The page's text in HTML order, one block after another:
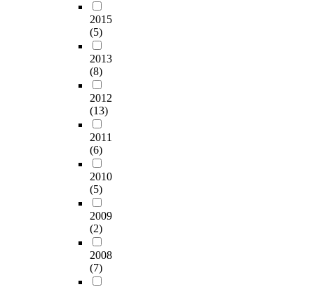
2015
(5)
2013
(8)
2012
(13)
2011
(6)
2010
(5)
2009
(2)
2008
(7)